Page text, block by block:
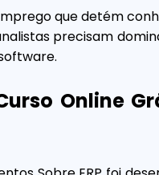
que detém
precisam
Online